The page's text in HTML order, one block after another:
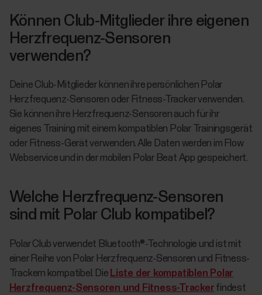
Können Club-Mitglieder ihre eigenen
Herzfrequenz-Sensoren
verwenden?
Deine Club-Mitglieder können ihre persönlichen Polar
Herzfrequenz-Sensoren oder Fitness-Tracker verwenden.
Sie können ihre Herzfrequenz-Sensoren auch für ihr
eigenes Training mit einem kompatiblen Polar Trainingsgerät
oder Fitness-Gerät verwenden. Alle Daten werden im Flow
Webservice und in der mobilen Polar Beat App gespeichert.
Welche Herzfrequenz-Sensoren
sind mit Polar Club kompatibel?
Polar Club verwendet Bluetooth®-Technologie und ist mit
einer Reihe von Polar Herzfrequenz-Sensoren und Fitness-
Trackern kompatibel. Die Liste der kompatiblen Polar
Herzfrequenz-Sensoren und Fitness-Tracker findest